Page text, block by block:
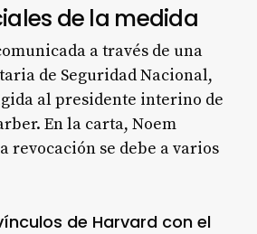
de la medida
a través de una
de Seguridad Nacional,
al presidente interino de
En la carta, Noem
revocación se debe a varios
de Harvard con el